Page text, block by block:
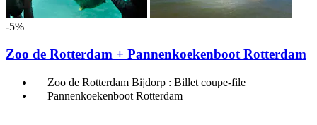
-5%
Zoo de Rotterdam + Pannenkoekenboot Rotterdam
Zoo de Rotterdam Bijdorp : Billet coupe-file
Pannenkoekenboot Rotterdam